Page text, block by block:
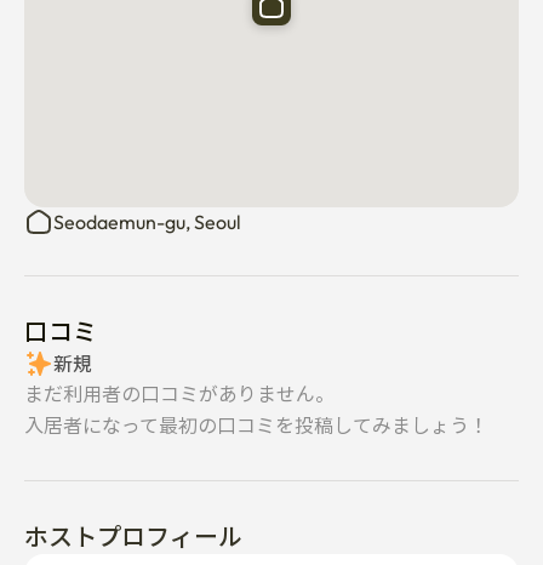
Seodaemun-gu, Seoul
口コミ
新規
まだ利用者の口コミがありません。
入居者になって最初の口コミを投稿してみましょう！
ホストプロフィール